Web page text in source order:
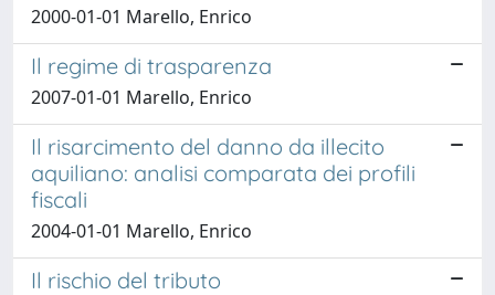
2000-01-01 Marello, Enrico
Il regime di trasparenza
2007-01-01 Marello, Enrico
Il risarcimento del danno da illecito
aquiliano: analisi comparata dei profili
fiscali
2004-01-01 Marello, Enrico
Il rischio del tributo